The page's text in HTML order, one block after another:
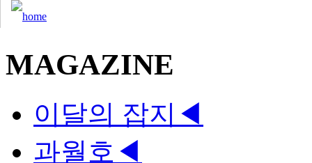
MAGAZINE
이달의 잡지 ◀
과월호 ◀